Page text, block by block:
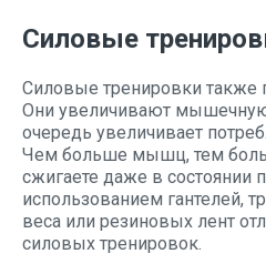
Силовые
Силовые тренировки также
Они увеличивают
очередь увеличивает
Чем больше мышц, тем
сжигаете даже в состоянии
использованием гантелей,
веса или резиновых лент
силовых тренировок.